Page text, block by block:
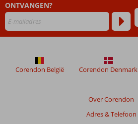
ONTVANGEN?
Over Corendon
Adres & Telefoon
Corendon België Corendon Denmark